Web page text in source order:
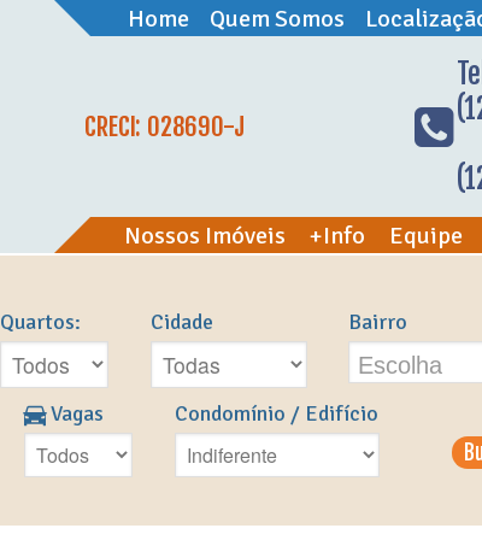
Home Quem Somos
CRECI: 028690-J
Nossos Imóveis +Info Equipe
Quartos: Cidade
Bairro
Escolha
Vagas Condomínio / Edifício